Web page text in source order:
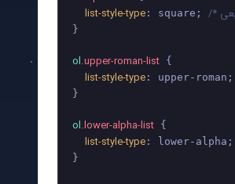
list-style-type : square;
}
ol.upper-roman-list {
list-style-type : upper-roman;
}
ol.lower-alpha-list {
list-style-type : lower-alpha;
}